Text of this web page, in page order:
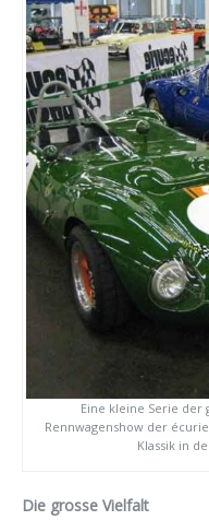
Eine kleine Serie der
Rennwagenshow der
Klassik in
Die grosse Vielfalt